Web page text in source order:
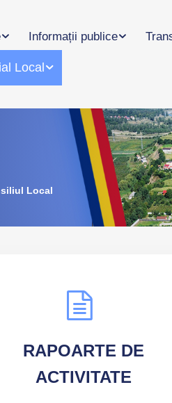
Informații publice
Local
Local
RAPOARTE DE
ACTIVITATE